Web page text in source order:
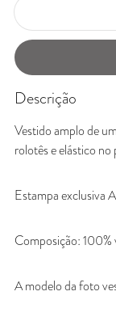
Descrição
Vestido amplo de
rolotês e elástico no
Estampa exclusiva
Composição: 100%
A modelo da foto